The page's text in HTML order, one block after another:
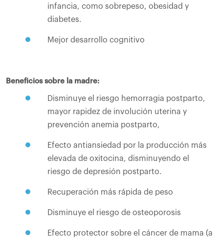
infancia, como sobrepeso, obesidad y
diabetes.
Mejor desarrollo cognitivo
Beneficios sobre la madre:
Disminuye el riesgo hemorragia postparto,
mayor rapidez de involución uterina y
prevención anemia postparto,
Efecto antiansiedad por la producción más
elevada de oxitocina, disminuyendo el
riesgo de depresión postparto.
Recuperación más rápida de peso
Disminuye el riesgo de osteoporosis
Efecto protector sobre el cáncer de mama (a